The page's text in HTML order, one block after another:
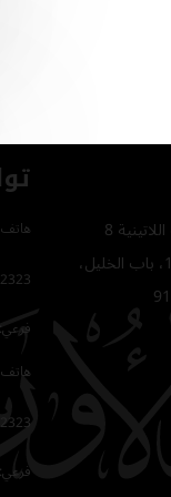
8
ص. ب. 14152، باب الخليل،
فرعي: 464
فرعي: 216